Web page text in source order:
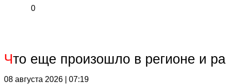
0
Что еще произошло в регионе и
08 августа 2026 | 07:19